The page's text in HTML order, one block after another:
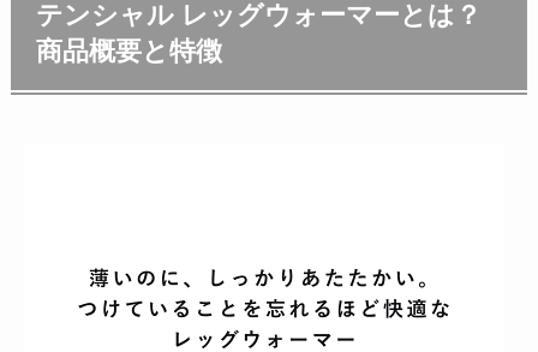
テンシャル レッグウォーマーとは？
商品概要と特徴